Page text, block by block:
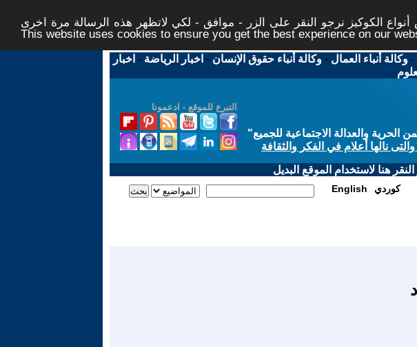
الكوكيز نرجو النقر على الزر - موافق - لكي لاتظهر هذه الرسالة مرة اخرى -
This website uses cookies to ensure you get the best experience on our
-وكالة أنباء العمال -وكالة أنباء حقوق الإنسان - اخبار الرياضة - اخبار
التبرع للموقع - ادعمونا
والعدالة الاجتماعية للجميع"
نالها أعلام في الفكر والثقافة
هنا لاستخدام الموقع البديل
English كوردي